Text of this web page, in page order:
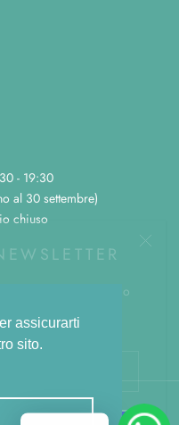
assicurarti
sito.
- 19:30
al 30 settembre)
chiuso